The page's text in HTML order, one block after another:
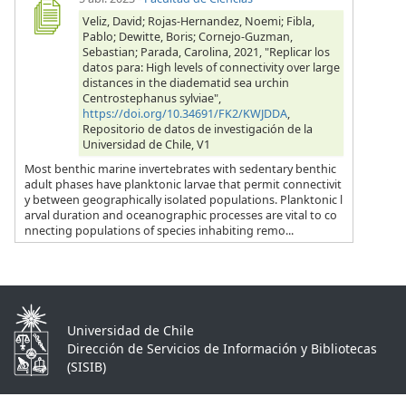
Veliz, David; Rojas-Hernandez, Noemi; Fibla,
Pablo; Dewitte, Boris; Cornejo-Guzman,
Sebastian; Parada, Carolina, 2021, "Replicar los
datos para: High levels of connectivity over large
distances in the diadematid sea urchin
Centrostephanus sylviae",
https://doi.org/10.34691/FK2/KWJDDA,
Repositorio de datos de investigación de la
Universidad de Chile, V1
Most benthic marine invertebrates with sedentary benthic
adult phases have planktonic larvae that permit connectivit
y between geographically isolated populations. Planktonic l
arval duration and oceanographic processes are vital to co
nnecting populations of species inhabiting remo...
Universidad de Chile
Dirección de Servicios de Información y Bibliotecas
(SISIB)